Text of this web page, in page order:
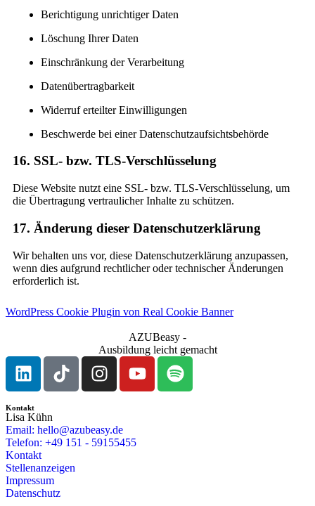
Berichtigung unrichtiger Daten
Löschung Ihrer Daten
Einschränkung der Verarbeitung
Datenübertragbarkeit
Widerruf erteilter Einwilligungen
Beschwerde bei einer Datenschutzaufsichtsbehörde
16. SSL- bzw. TLS-Verschlüsselung
Diese Website nutzt eine SSL- bzw. TLS-Verschlüsselung, um
die Übertragung vertraulicher Inhalte zu schützen.
17. Änderung dieser Datenschutzerklärung
Wir behalten uns vor, diese Datenschutzerklärung anzupassen,
wenn dies aufgrund rechtlicher oder technischer Änderungen
erforderlich ist.
WordPress Cookie Plugin von Real Cookie Banner
AZUBeasy -
Ausbildung leicht gemacht
Kontakt
Lisa Kühn
Email: hello@azubeasy.de
Telefon: +49 151 - 59155455
Kontakt
Stellenanzeigen
Impressum
Datenschutz